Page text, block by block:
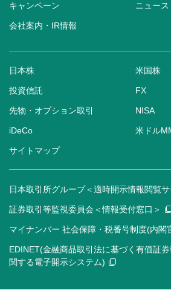
キャンペーン ニュー
会社案内・IR情報
日本株 米国株
投資信託 FX
先物・オプション取引 NISA
iDeCo 米ドル
サイトマップ
日本取引所グループ＜適時開示情報閲覧サ
証券取引等監視委員会＜情報受付窓口＞
マイナンバー 社会保障・税番号制度(内閣
EDINET(金融商品取引法に基づく有価証
関する電子開示システム)